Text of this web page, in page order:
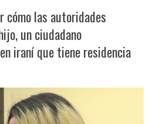
cómo las autoridades
un ciudadano
iraní que tiene residencia